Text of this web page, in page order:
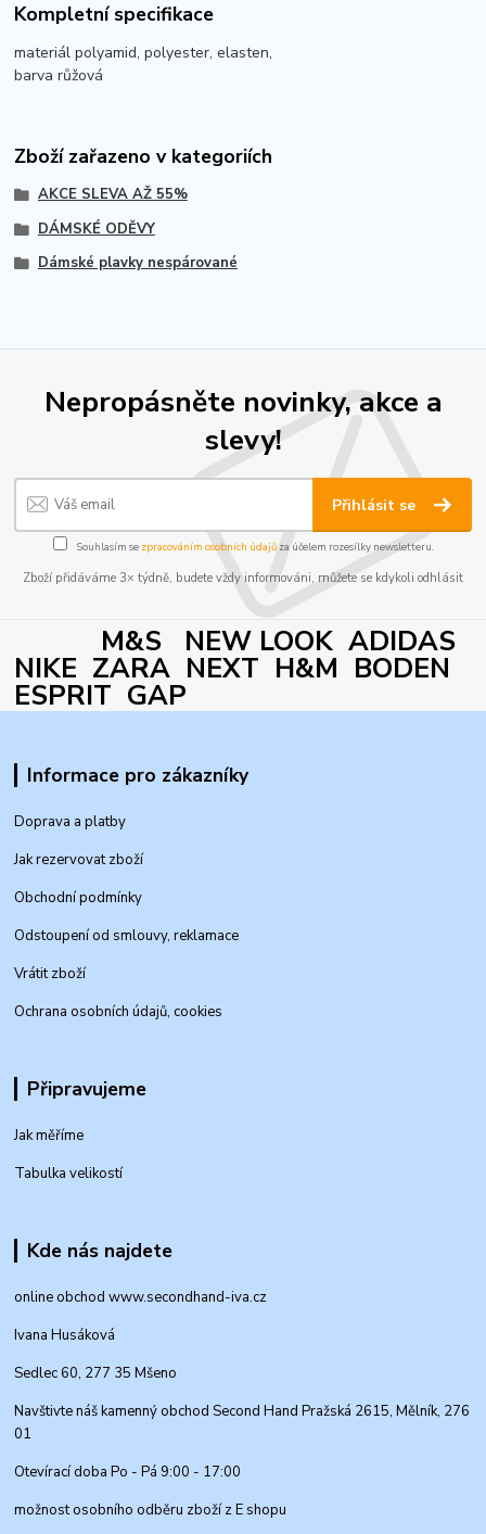
Kompletní specifikace
materiál polyamid, polyester, elasten,
barva růžová
Zboží zařazeno v kategoriích
AKCE SLEVA AŽ 55%
DÁMSKÉ ODĚVY
Dámské plavky nespárované
Nepropásněte novinky, akce a
slevy!
Přihlásit se
Souhlasím se zpracováním osobních údajůza účelem rozesílky newsletteru.
Zboží přidáváme 3× týdně, budete vždy informováni, můžete se kdykoli odhlásit
M&S NEW LOOK ADIDAS
NIKE ZARA NEXT H&M BODEN
ESPRIT GAP
Informace pro zákazníky
Doprava a platby
Jak rezervovat zboží
Obchodní podmínky
Odstoupení od smlouvy, reklamace
Vrátit zboží
Ochrana osobních údajů, cookies
Připravujeme
Jak měříme
Tabulka velikostí
Kde nás najdete
online obchod www.secondhand-iva.cz
Ivana Husáková
Sedlec 60, 277 35 Mšeno
Navštivte náš kamenný obchod Second Hand Pražská 2615, Mělník, 276
01
Otevírací doba Po - Pá 9:00 - 17:00
možnost osobního odběru zboží z E shopu